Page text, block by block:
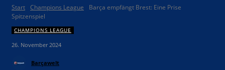
Start Champions League
Barça empfängt Brest: Eine Prise
Spitzenspiel
CHAMPIONS LEAGUE
26. November 2024
Barçawelt